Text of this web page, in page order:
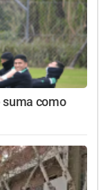
suma como